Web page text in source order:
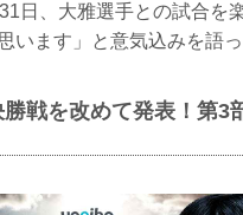
日、大雅選手との試合を
います」と意気込みを語っ
戦を改めて発表！第3